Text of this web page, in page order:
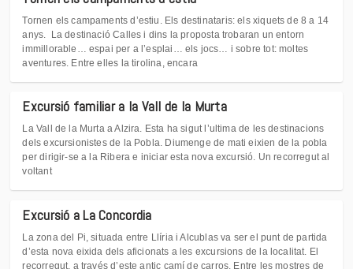
Tornen els campaments d’estiu. Els destinataris: els xiquets de 8 a 14
anys. La destinació Calles i dins la proposta trobaran un entorn
immillorable… espai per a l’esplai… els jocs… i sobre tot: moltes
aventures. Entre elles la tirolina, encara
Excursió familiar a la Vall de la Murta
La Vall de la Murta a Alzira. Esta ha sigut l’ultima de les destinacions
dels excursionistes de la Pobla. Diumenge de mati eixien de la pobla
per dirigir-se a la Ribera e iniciar esta nova excursió. Un recorregut al
voltant
Excursió a La Concordia
La zona del Pi, situada entre Llíria i Alcublas va ser el punt de partida
d’esta nova eixida dels aficionats a les excursions de la localitat. El
recorregut, a través d’este antic camí de carros. Entre les mostres de